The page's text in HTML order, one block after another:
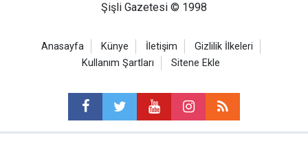
Şişli Gazetesi © 1998
Anasayfa Künye İletişim
Gizlilik İlkeleri
Kullanım Şartları
Sitene Ekle